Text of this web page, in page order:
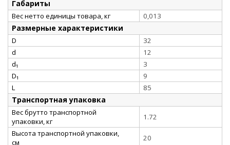
Габариты
Вес нетто единицы товара, кг 0,013
Размерные характеристики
D
32
d
12
d₁
3
D₁
9
L
85
Транспортная упаковка
Вес брутто транспортной
упаковки, кг
1.72
Высота транспортной упаковки,
см
20